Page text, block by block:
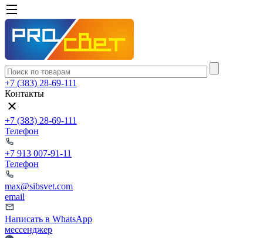
+7 (383) 28-69-111
Контакты
+7 (383) 28-69-111
Телефон
+7 913 007-91-11
Телефон
max@sibsvet.com
email
Написать в WhatsApp
мессенджер